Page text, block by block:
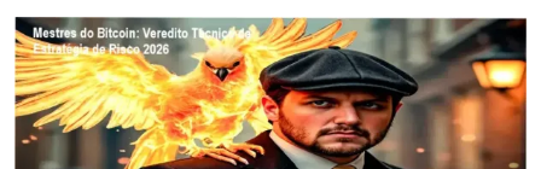
de
2026